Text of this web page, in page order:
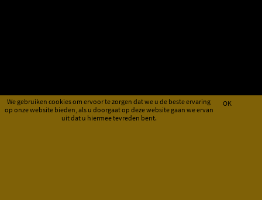
We gebruiken cookies om ervoor te zorgen dat we u de beste ervaring
op onze website bieden, als u doorgaat op deze website gaan we ervan
uit dat u hiermee tevreden bent.
OK